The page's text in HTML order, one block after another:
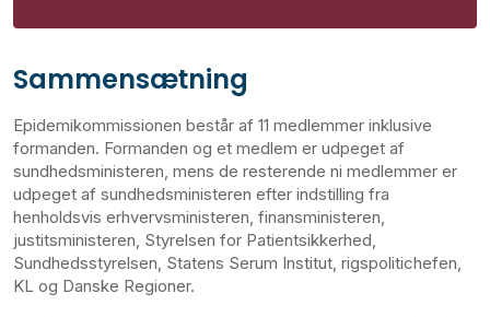
Sammensætning
Epidemikommissionen består af 11 medlemmer inklusive
formanden. Formanden og et medlem er udpeget af
sundhedsministeren, mens de resterende ni medlemmer er
udpeget af sundhedsministeren efter indstilling fra
henholdsvis erhvervsministeren, finansministeren,
justitsministeren, Styrelsen for Patientsikkerhed,
Sundhedsstyrelsen, Statens Serum Institut, rigspolitichefen,
KL og Danske Regioner.